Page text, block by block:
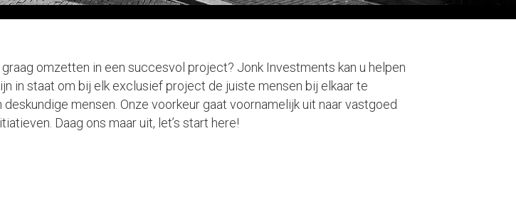
omzetten in een succesvol project? Jonk Investments kan u helpen
in staat om bij elk exclusief project de juiste mensen bij elkaar te
mensen. Onze voorkeur gaat voornamelijk uit naar vastgoed
Daag ons maar uit, let’s start here!